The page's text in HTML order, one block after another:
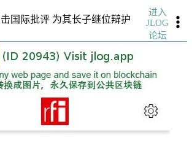
国际批评 为其长子继位辩护
进入
JLOG
论坛